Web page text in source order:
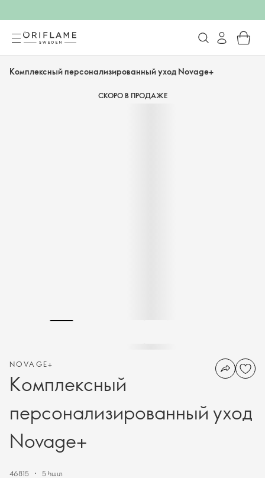
Комплексный персонализированный уход Novage+
СКОРО В ПРОДАЖЕ
NOVAGE+
Комплексный
персонализированный уход
Novage+
46815 5 հատ